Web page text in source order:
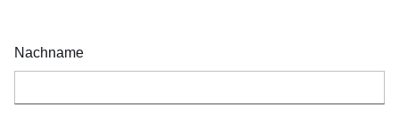
Nachname